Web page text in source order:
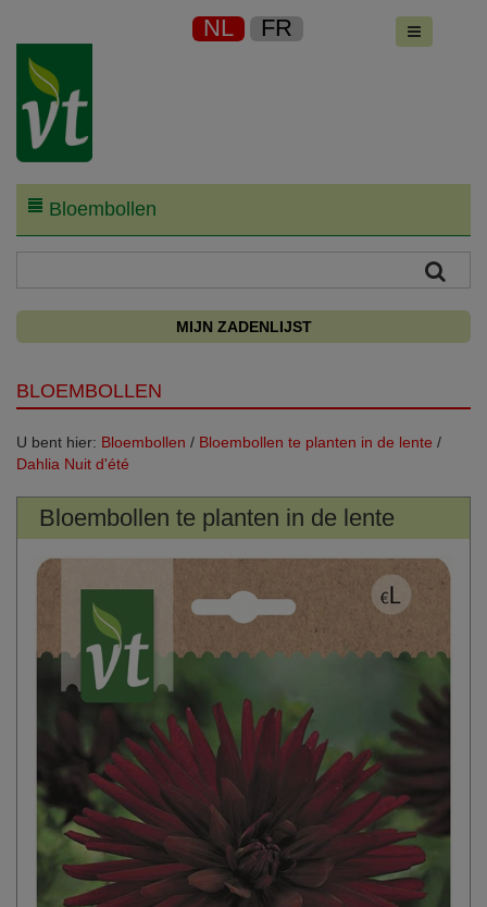
NL FR
Bloembollen
MIJN ZADENLIJST
BLOEMBOLLEN
U bent hier: Bloembollen / Bloembollen te planten in de lente /
Dahlia Nuit d'été
Bloembollen te planten in de lente